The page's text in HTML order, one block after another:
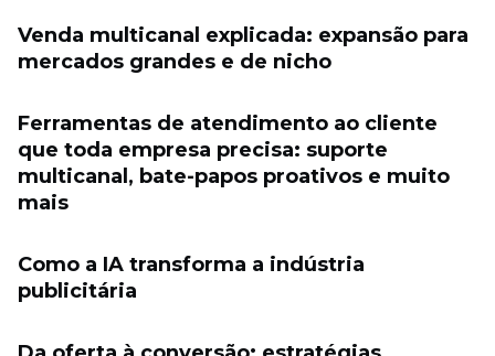
Venda multicanal explicada: expansão para
mercados grandes e de nicho
Ferramentas de atendimento ao cliente
que toda empresa precisa: suporte
multicanal, bate-papos proativos e muito
mais
Como a IA transforma a indústria
publicitária